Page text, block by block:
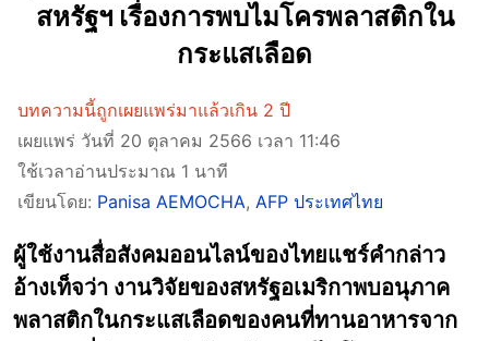
สหรัฐฯ เรื่องการพบไมโครพลาสติกใน
กระแสเลือด
บทความนี้ถูกเผยแพร่มาแล้วเกิน 2 ปี
เผยแพร่ วันที่ 20 ตุลาคม 2566 เวลา 11:46
ใช้เวลาอ่านประมาณ 1 นาที
เขียนโดย: Panisa AEMOCHA, AFP ประเทศไทย
ผู้ใช้งานสื่อสังคมออนไลน์ของไทยแชร์คำกล่าว
อ้างเท็จว่า งานวิจัยของสหรัฐอเมริกาพบอนุภาค
พลาสติกในกระแสเลือดของคนที่ทานอาหารจาก